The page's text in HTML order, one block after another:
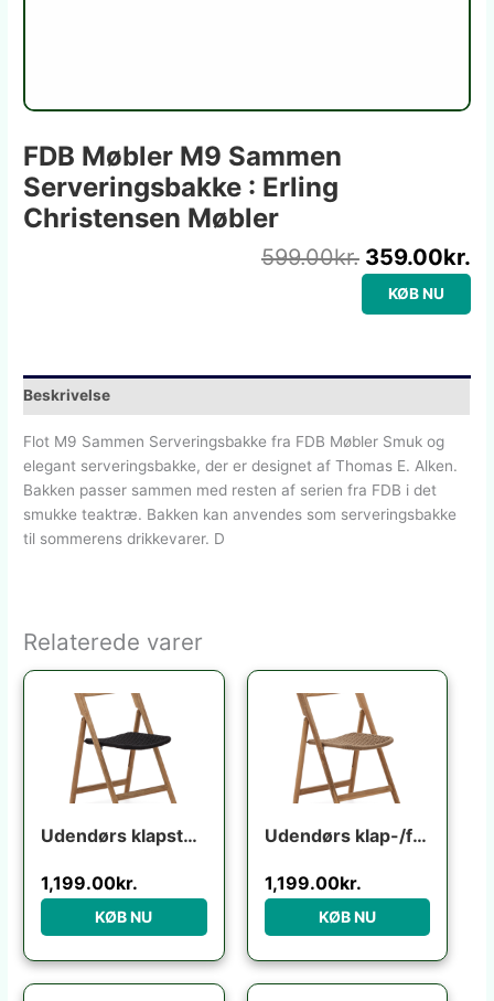
FDB Møbler M9 Sammen
Serveringsbakke : Erling
Christensen Møbler
599.00kr. 359.00kr.
KØB NU
Beskrivelse
Flot M9 Sammen Serveringsbakke fra FDB Møbler Smuk og
elegant serveringsbakke, der er designet af Thomas E. Alken.
Bakken passer sammen med resten af serien fra FDB i det
smukke teaktræ. Bakken kan anvendes som serveringsbakke
til sommerens drikkevarer. D
Relaterede varer
Udendørs klapstol Kave Home Dandara i akacietræ foldbar UV-resistent flerfarvet rustik
1,199.00kr.
KØB NU
Udendørs klap-/foldestol Kave Home Dandara i FSC-certificeret akacietræ rustik brun
1,199.00kr.
KØB NU